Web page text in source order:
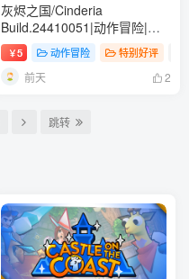
# 独立 # 休闲
灰烬之国/Cinderia
Build.24410051|动作冒险|容
量9.4GB|免安装绿色中文版
￥5 动作冒险 特别好评
前天 2
跳转